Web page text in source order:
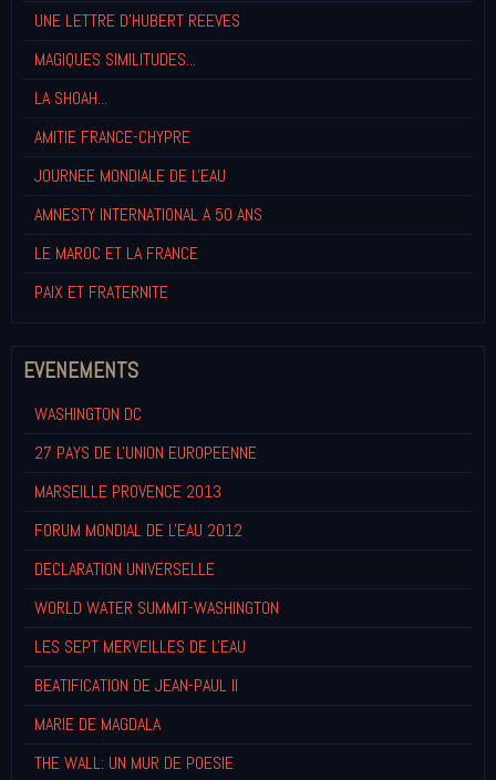
UNE LETTRE D'HUBERT REEVES
MAGIQUES SIMILITUDES...
LA SHOAH...
AMITIE FRANCE-CHYPRE
JOURNEE MONDIALE DE L'EAU
AMNESTY INTERNATIONAL A 50 ANS
LE MAROC ET LA FRANCE
PAIX ET FRATERNITE
EVENEMENTS
WASHINGTON DC
27 PAYS DE L'UNION EUROPEENNE
MARSEILLE PROVENCE 2013
FORUM MONDIAL DE L'EAU 2012
DECLARATION UNIVERSELLE
WORLD WATER SUMMIT-WASHINGTON
LES SEPT MERVEILLES DE L'EAU
BEATIFICATION DE JEAN-PAUL II
MARIE DE MAGDALA
THE WALL: UN MUR DE POESIE